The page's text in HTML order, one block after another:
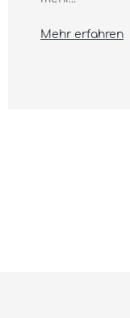
Mehr erfahren